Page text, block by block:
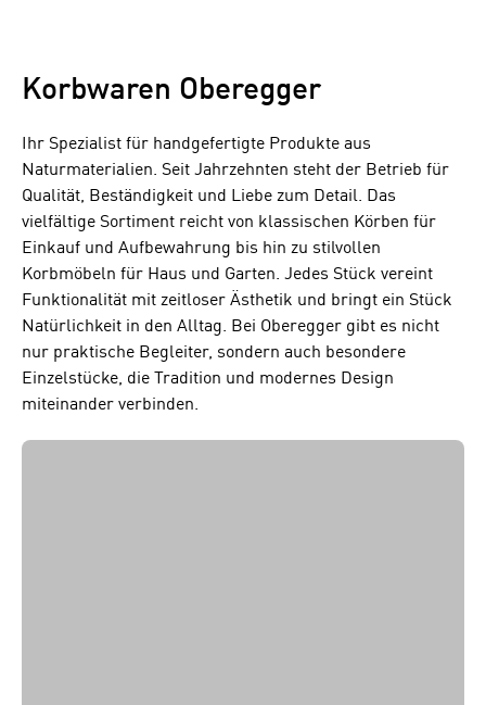
Korbwaren Oberegger
Ihr Spezialist für handgefertigte Produkte aus
Naturmaterialien. Seit Jahrzehnten steht der Betrieb für
Qualität, Beständigkeit und Liebe zum Detail. Das
vielfältige Sortiment reicht von klassischen Körben für
Einkauf und Aufbewahrung bis hin zu stilvollen
Korbmöbeln für Haus und Garten. Jedes Stück vereint
Funktionalität mit zeitloser Ästhetik und bringt ein Stück
Natürlichkeit in den Alltag. Bei Oberegger gibt es nicht
nur praktische Begleiter, sondern auch besondere
Einzelstücke, die Tradition und modernes Design
miteinander verbinden.